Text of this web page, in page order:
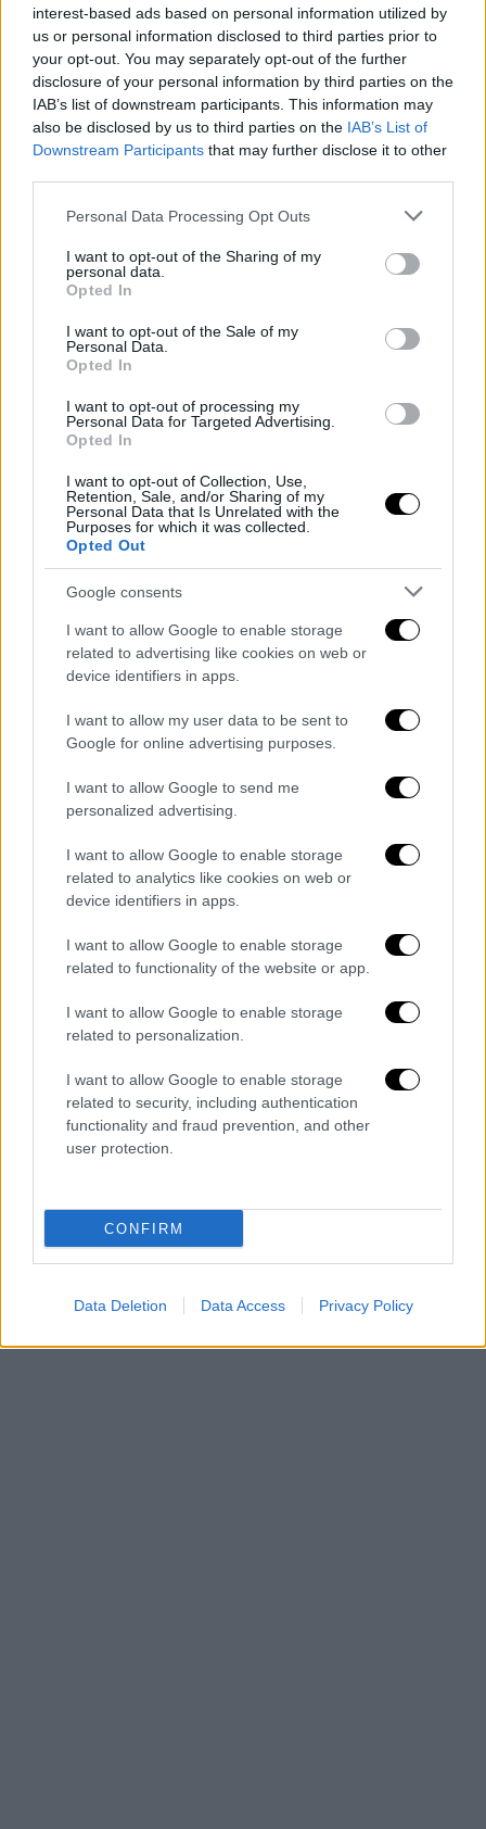
interest-based ads based on personal information utilized by
us or personal information disclosed to third parties prior to
your opt-out. You may separately opt-out of the further
disclosure of your personal information by third parties on the
IAB’s list of downstream participants. This information may
also be disclosed by us to third parties on the IAB’s List of
Downstream Participants that may further disclose it to other
Please note that this website/app uses one or more Google
not limited to your visit or usage behaviour. You may click to
grant or deny consent to Google and its third-party tags to
use your data for below specified purposes in below Google
consent section.
Personal Data Processing Opt Outs
I want to opt-out of the Sharing of my
personal data.
Opted In
I want to opt-out of the Sale of my
Personal Data.
Opted In
I want to opt-out of processing my
Personal Data for Targeted Advertising.
Opted In
I want to opt-out of Collection, Use,
Retention, Sale, and/or Sharing of my
Personal Data that Is Unrelated with the
Purposes for which it was collected.
Opted Out
Google consents
I want to allow Google to enable storage
related to advertising like cookies on web or
device identifiers in apps.
I want to allow my user data to be sent to
Google for online advertising purposes.
I want to allow Google to send me
personalized advertising.
I want to allow Google to enable storage
related to analytics like cookies on web or
device identifiers in apps.
I want to allow Google to enable storage
related to functionality of the website or app.
I want to allow Google to enable storage
related to personalization.
I want to allow Google to enable storage
related to security, including authentication
functionality and fraud prevention, and other
user protection.
CONFIRM
Data Deletion Data Access Privacy Policy
‘tutta nata storia‘”: lettera al Sindaco
- Pubblicità -